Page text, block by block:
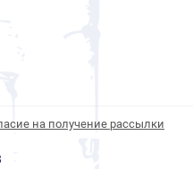
на получение рассылки